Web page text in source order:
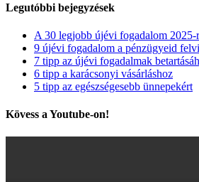
Legutóbbi bejegyzések
A 30 legjobb újévi fogadalom 2025-
9 újévi fogadalom a pénzügyeid
7 tipp az újévi fogadalmak
6 tipp a karácsonyi vásárláshoz
5 tipp az egészségesebb ünnepekért
Kövess a Youtube-on!